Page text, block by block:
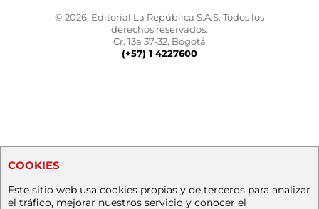
© 2026, Editorial La República S.A.S. Todos los
derechos reservados.
Cr. 13a 37-32, Bogotá
(+57) 1 4227600
COOKIES
Este sitio web usa cookies propias y de terceros para analizar
el tráfico, mejorar nuestros servicio y conocer el